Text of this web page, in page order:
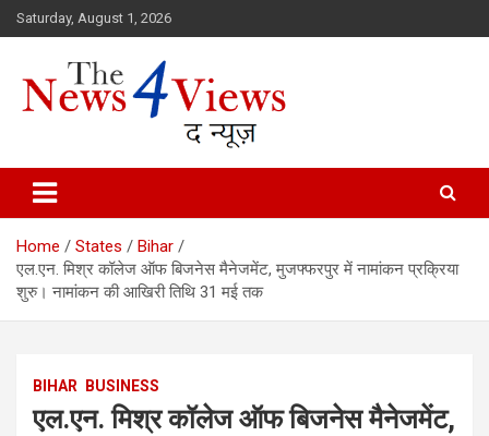
Skip
to
Saturday, August 1, 2026
TheNews4Views
Home States
Bihar
एल.एन. मिश्र कॉलेज ऑफ बिजनेस मैनेजमेंट, मुजफ्फरपुर में नामांकन प्रक्रिया
शुरु। नामांकन की आखिरी तिथि 31 मई तक
BIHAR BUSINESS
एल.एन. मिश्र कॉलेज ऑफ बिजनेस मैनेजमेंट,